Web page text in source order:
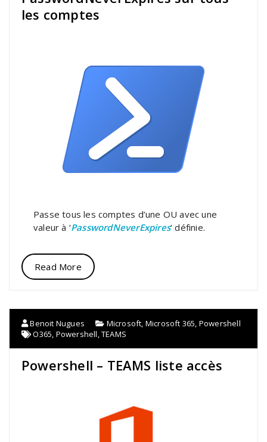
les comptes
Passe tous les comptes d’une OU avec une
valeur à ‘PasswordNeverExpires‘ définie.
Read More
Benoit Nugues Microsoft Microsoft 365 Powershell
O365 Powershell ,TEAMS
Powershell – TEAMS liste accès